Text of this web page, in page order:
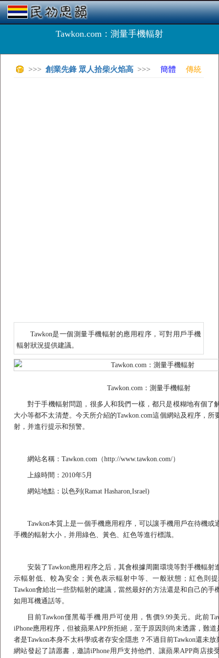
Tawkon.com：測量手機輻射
>>> 創業先鋒 眾人拾柴火焰高 >>> 簡體 傳統
Tawkon是一個測量手機輻射的應用程序，可對用戶手機
輻射狀況提供建議。
Tawkon.com：測量手機輻射
對于手機輻射問題，很多人和我們一樣，都只是模糊地有個了
大小等都不太清楚。今天所介紹的Tawkon.com這個網站及程序，所
射，并進行提示和預警。
網站名稱：Tawkon.com（http://www.tawkon.com/）
上線時間：2010年5月
網站地點：以色列(Ramat Hasharon,Israel)
Tawkon本質上是一個手機應用程序，可以讓手機用戶在待機或
手機的輻射大小，并用綠色、黃色、紅色等進行標識。
安裝了Tawkon應用程序之后，其會根據周圍環境等對手機輻射
示輻射低、較為安全；黃色表示輻射中等、一般狀態；紅色則
Tawkon會給出一些防輻射的建議，當然最好的方法還是和自己的手
如用耳機通話等。
目前Tawkon僅黑莓手機用戶可使用，售價9.99美元。此前
iPhone應用程序，但被蘋果APP所拒絕，至于原因則尚未透露，難道
者是Tawkon本身不太科學或者存安全隱患？不過目前Tawkon還未放
網站發起了請愿書，邀請iPhone用戶支持他們、讓蘋果APP商店接